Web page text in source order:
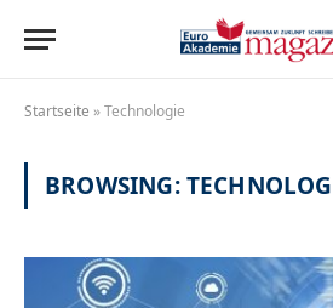
Startseite »Technologie
BROWSING: